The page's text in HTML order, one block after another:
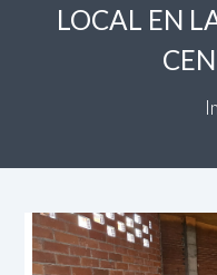
LOCAL EN